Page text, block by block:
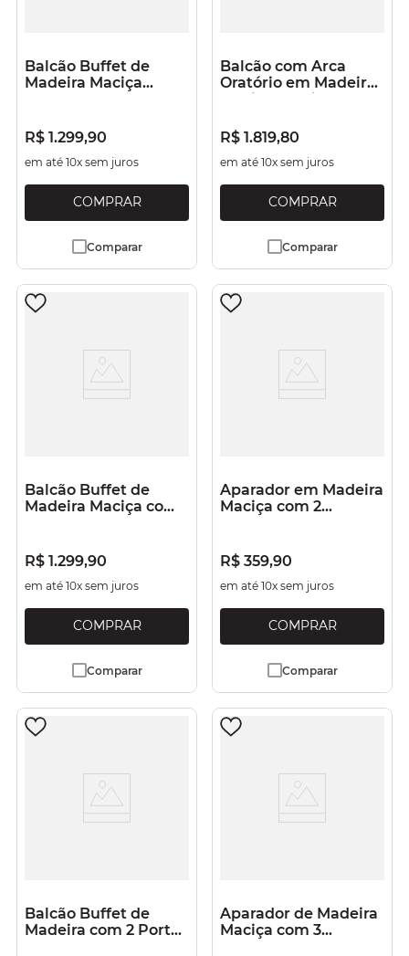
Balcão Buffet de
Madeira Maciça
R$ 1.299,90
em até 10x sem juros
Comparar
Balcão com Arca
Oratório em Madeira
Maciça 2 Mais 2
R$ 1.819,80
em até 10x sem juros
Comparar
Balcão Buffet de
Madeira Maciça com
R$ 1.299,90
em até 10x sem juros
Comparar
Aparador em Madeira
Maciça com 2
R$ 359,90
em até 10x sem juros
Comparar
Balcão Buffet de
Madeira com 2 Portas
Aparador de Madeira
Maciça com 3